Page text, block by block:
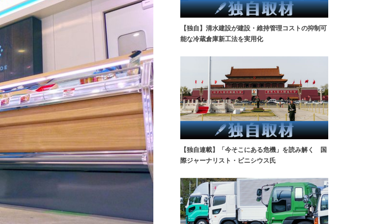
【独自】清水建設が建設・維持管理コストの抑制可
能な冷蔵倉庫新工法を実用化
【独自連載】「今そこにある危機」を読み解く 国
際ジャーナリスト・ビニシウス氏